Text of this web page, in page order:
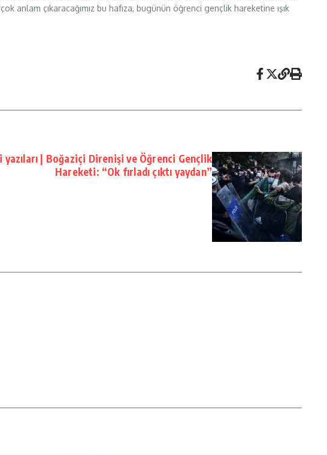
anlam çıkaracağımız bu hafıza, bugünün öğrenci gençlik hareketine ışık
| Boğaziçi Direnişi ve Öğrenci Gençlik
Hareketi: “Ok fırladı çıktı yaydan”